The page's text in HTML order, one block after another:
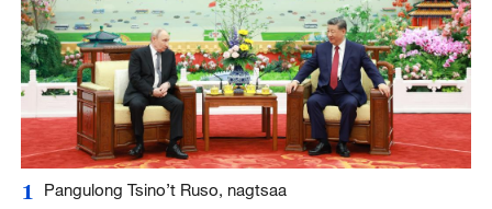
1 Pangulong Tsino’t Ruso, nagtsaa